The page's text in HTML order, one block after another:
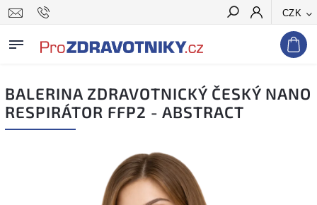
CZK
Hledat
BALERINA ZDRAVOTNICKÝ ČESKÝ NANO
RESPIRÁTOR FFP2 - ABSTRACT